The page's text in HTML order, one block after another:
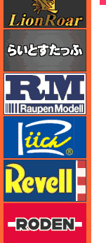
ら
ラ
ロ